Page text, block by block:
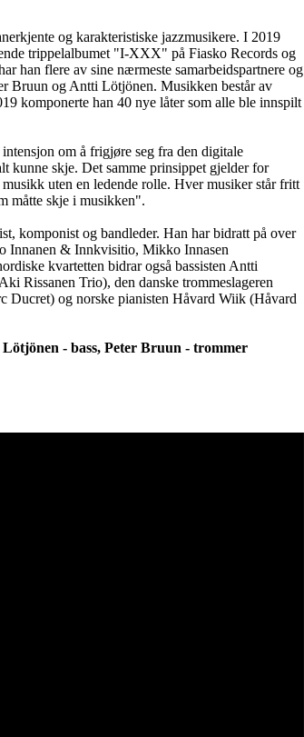
og karakteristiske jazzmusikere. I 2019
trippelalbumet "I-XXX" på Fiasko Records og
han flere av sine nærmeste samarbeidspartnere og
Bruun og Antti Lötjönen. Musikken består av
komponerte han 40 nye låter som alle ble innspilt
om å frigjøre seg fra den digitale
kunne skje. Det samme prinsippet gjelder for
uten en ledende rolle. Hver musiker står fritt
måtte skje i musikken".
komponist og bandleder. Han har bidratt på over
Innanen & Innkvisitio, Mikko Innasen
kvartetten bidrar også bassisten Antti
Rissanen Trio), den danske trommeslageren
og norske pianisten Håvard Wiik (Håvard
- bass, Peter Bruun - trommer